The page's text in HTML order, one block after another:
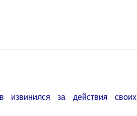
извинился за действия своих